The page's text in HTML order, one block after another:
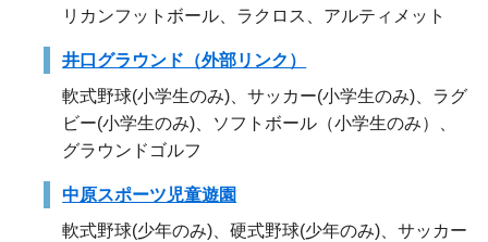
リカンフットボール、ラクロス、アルティメット
井口グラウンド（外部リンク）
軟式野球(小学生のみ)、サッカー(小学生のみ)、ラグ
ビー(小学生のみ)、ソフトボール（小学生のみ）、
グラウンドゴルフ
中原スポーツ児童遊園
軟式野球(少年のみ)、硬式野球(少年のみ)、サッカー